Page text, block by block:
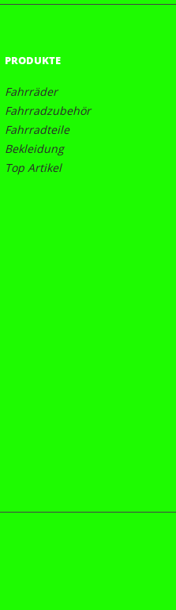
PRODUKTE
Fahrräder
Fahrradzubehör
Fahrradteile
Bekleidung
Top Artikel